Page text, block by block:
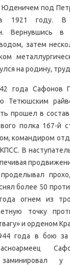
Юденичем под
1921 году. В
Вернувшись
затем
на родину,
года Сафонов
Тетюшским
прошел в
полка 167-й
командиром
В
проделывал
более 50
огнем из
точку
и орденом
года в бою за
у